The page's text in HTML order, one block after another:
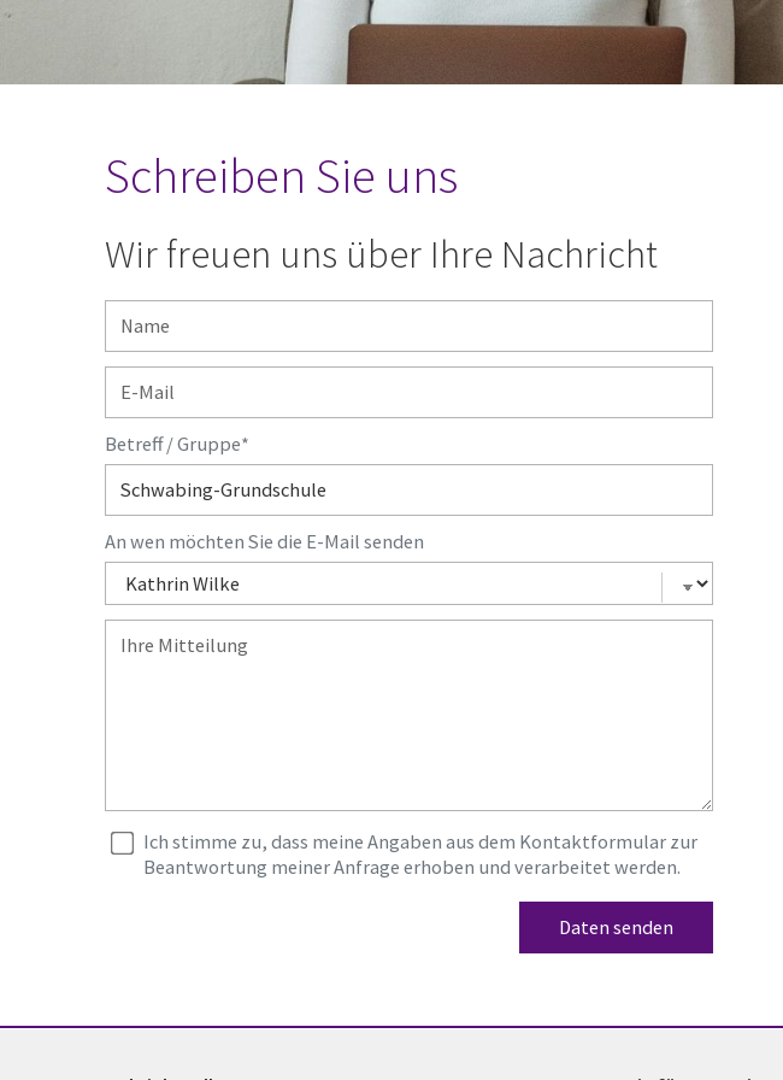
Schreiben Sie uns
Wir freuen uns über Ihre Nachricht
Betreff / Gruppe*
An wen möchten Sie die E-Mail senden
Ich stimme zu, dass meine Angaben aus dem Kontaktformular zur
Beantwortung meiner Anfrage erhoben und verarbeitet werden.